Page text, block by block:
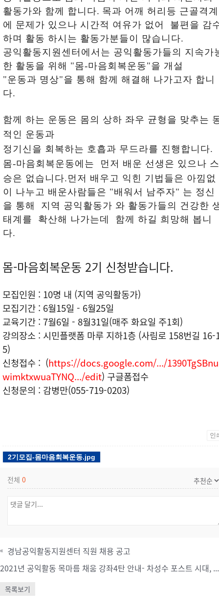
활동가와 함께 합니다. 목과 어깨 허리등 근골격계
에 문제가 있으나 시간적 여유가 없어 불편을 감
하며 활동 하시는 활동가분들이 많습니다.
공익활동지원센터에서는 공익활동가들의 지속가
한 활동을 위해 "몸-마음회복운동"을 개설
"운동과 명상"을 통해 함께 해결해 나가고자 합니
다.
함께 하는 운동은 몸의 상하 좌우 균형을 맞추는
적인 운동과
정기신을 회복하는 호흡과 무드라를 진행합니다.
몸-마음회복운동에는 먼저 배운 선생은 있으나 스
승은 없습니다.먼저 배우고 익힌 기법들은 아낌없
이 나누고 배운사람들은 "배워서 남주자" 는 정신
을 통해 지역 공익활동가 와 활동가들의 건강한
태계를 확산해 나가는데 함께 하길 희망해 봅니
다.
몸-마음회복운동 2기 신청받습니다.
모집인원 : 10명 내 (지역 공익활동가)
모집기간 : 6월15일 - 6월25일
교육기간 : 7월6일 - 8월31일(매주 화요일 주1회)
강의장소 : 시민플랫폼 마루 지하1층 (사림로 158번길 16-
5)
신청접수 : (https://docs.google.com/.../
wimktxwuaTYNQ.../edit) 구글폼접수
신청문의 : 감병만(055-719-0203)
인
2기모집-몸마음회복운동.jpg
전체 0
« 경남공익활동지원센터 직원 채용 공고
2021년 공익활동 목마름 채움 강좌4탄 안내- 차성수 포스트 시대, 경계를 넘는 시민사회
목록보기